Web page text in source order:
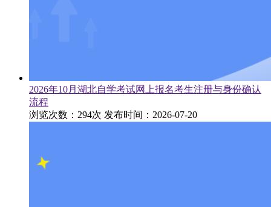
2026年10月湖北自学考试网上报名考生注册与身份确认
流程
浏览次数：294次 发布时间：2026-07-20